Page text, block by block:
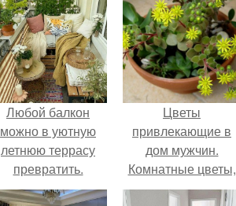
Любой балкон
можно в уютную
летнюю террасу
превратить.
Цветы
привлекающие в
дом мужчин.
Комнатные цветы,
притягивающие в